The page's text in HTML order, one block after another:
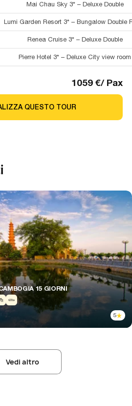
Mai Chau Sky 3* – Deluxe Double
Lumi Garden Resort 3* – Bungalow Double
Renea Cruise 3* – Deluxe Double
Pierre Hotel 3* – Deluxe City view room
1059 €/ Pax
QUESTO TOUR
15 GIORNI
5
Vedi altro